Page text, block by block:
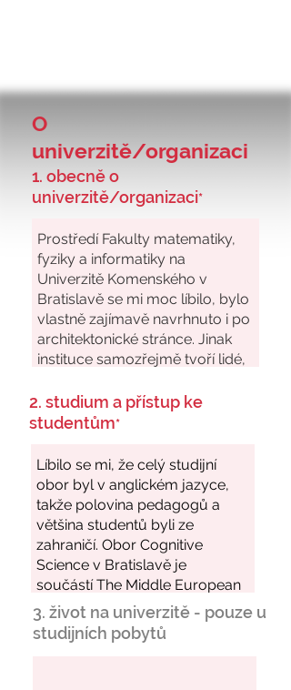
O
univerzitě/organizaci
1. obecně o
univerzitě/organizaci*
2. studium a přístup ke
studentům*
3. život na univerzitě - pouze u
studijních pobytů